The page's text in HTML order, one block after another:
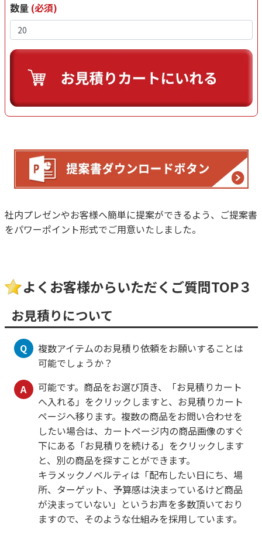
数量(必須)
社内プレゼンやお客様へ簡単に提案ができるよう、ご提案書
をパワーポイント形式でご用意いたしました。
よくお客様からいただくご質問TOP３
お見積りについて
Q
複数アイテムのお見積り依頼をお願いすることは
可能でしょうか？
A
可能です。商品をお選び頂き、「お見積りカート
へ入れる」をクリックしますと、お見積りカート
ページへ移ります。複数の商品をお問い合わせを
したい場合は、カートページ内の商品画像のすぐ
下にある「お見積りを続ける」をクリックします
と、別の商品を探すことができます。
キラメックノベルティは「配布したい日にち、場
所、ターゲット、予算感は決まっているけど商品
が決まっていない」というお声を多数頂いており
ますので、そのような仕組みを採用しています。